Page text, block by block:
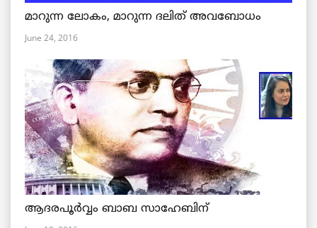
മാറുന്ന ലോകം, മാറുന്ന ദലിത് അവബോധം
June 24, 2016
ആദരപൂര്‍വ്വം ബാബ സാഹേബിന്